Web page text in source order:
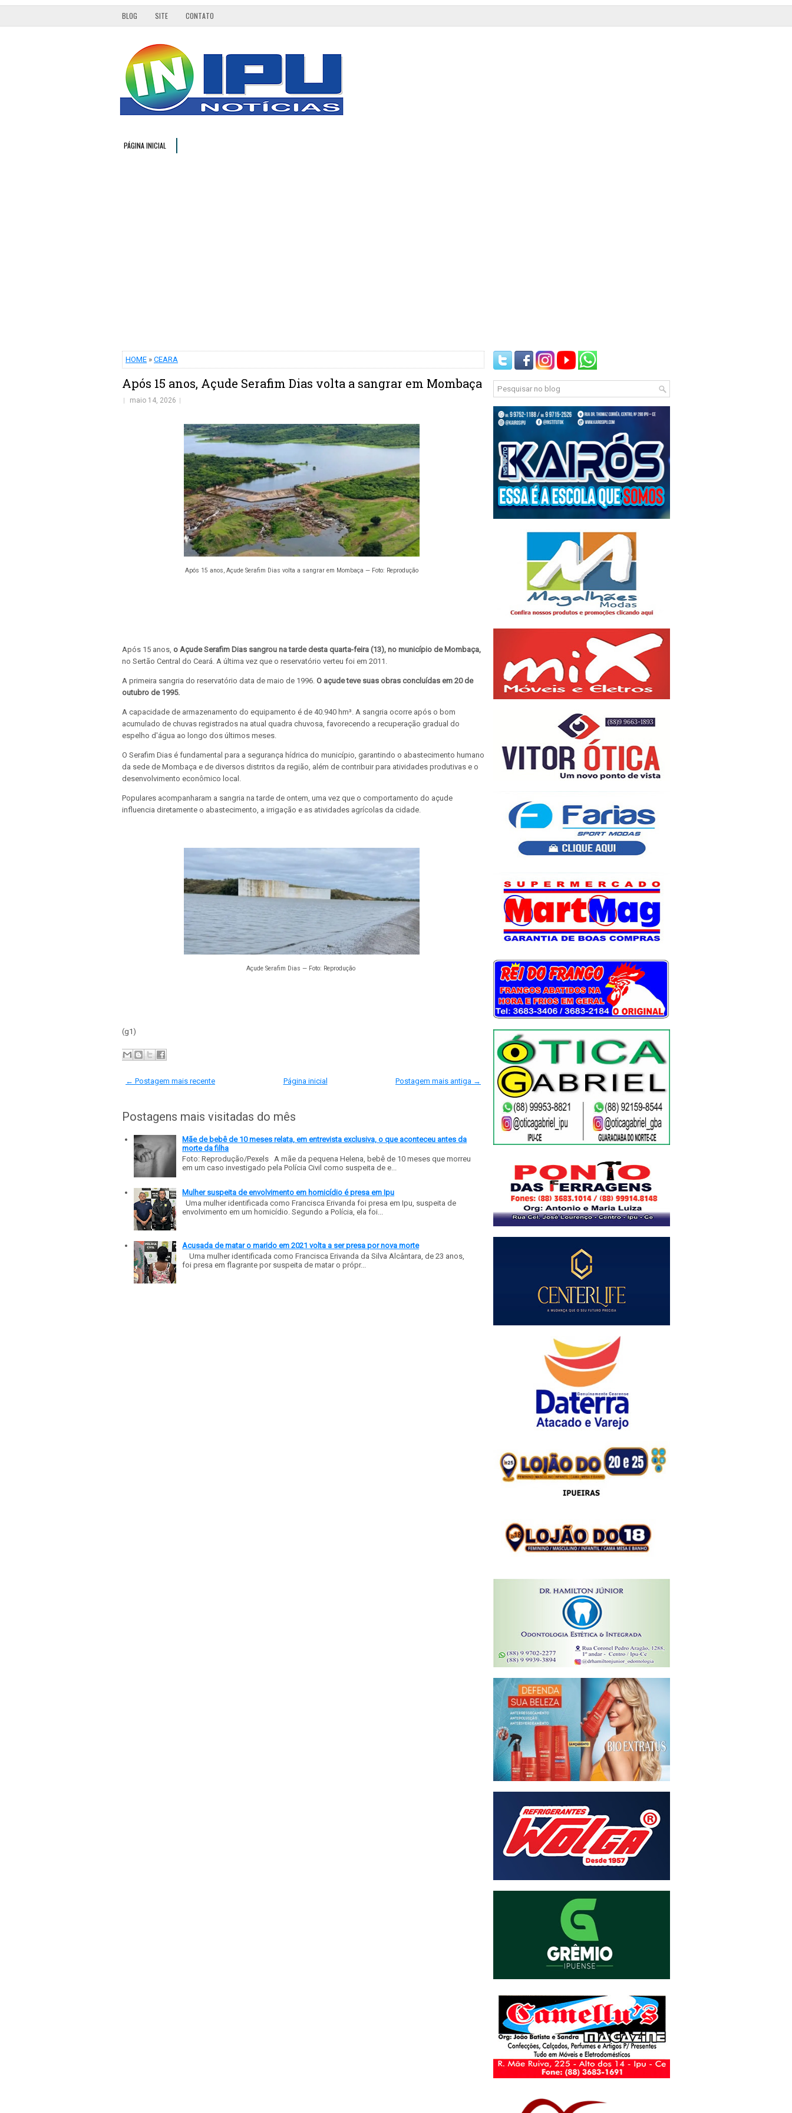
BLOG SITE CONTATO
PÁGINA INICIAL
HOME » CEARA
Após 15 anos, Açude Serafim Dias volta a sangrar em Mombaça
maio 14, 2026
Após 15 anos, Açude Serafim Dias volta a sangrar em Mombaça — Foto: Reprodução
Após 15 anos, o Açude Serafim Dias sangrou na tarde desta quarta-feira (13), no município de Mombaça,
no Sertão Central do Ceará. A última vez que o reservatório verteu foi em 2011.
A primeira sangria do reservatório data de maio de 1996. O açude teve suas obras concluídas em 20 de
outubro de 1995.
A capacidade de armazenamento do equipamento é de 40.940 hm³. A sangria ocorre após o bom
acumulado de chuvas registrados na atual quadra chuvosa, favorecendo a recuperação gradual do
espelho d'água ao longo dos últimos meses.
O Serafim Dias é fundamental para a segurança hídrica do município, garantindo o abastecimento humano
da sede de Mombaça e de diversos distritos da região, além de contribuir para atividades produtivas e o
desenvolvimento econômico local.
Populares acompanharam a sangria na tarde de ontem, uma vez que o comportamento do açude
influencia diretamente o abastecimento, a irrigação e as atividades agrícolas da cidade.
Açude Serafim Dias — Foto: Reprodução
(g1)
← Postagem mais recente Postagem mais antiga →
Página inicial
Postagens mais visitadas do mês
Mãe de bebê de 10 meses relata, em entrevista exclusiva, o que aconteceu antes da
morte da filha
Foto: Reprodução/Pexels A mãe da pequena Helena, bebê de 10 meses que morreu
em um caso investigado pela Polícia Civil como suspeita de e...
Mulher suspeita de envolvimento em homicídio é presa em Ipu
Uma mulher identificada como Francisca Erivanda foi presa em Ipu, suspeita de
envolvimento em um homicídio. Segundo a Polícia, ela foi...
Acusada de matar o marido em 2021 volta a ser presa por nova morte
Uma mulher identificada como Francisca Erivanda da Silva Alcântara, de 23 anos,
foi presa em flagrante por suspeita de matar o própr...